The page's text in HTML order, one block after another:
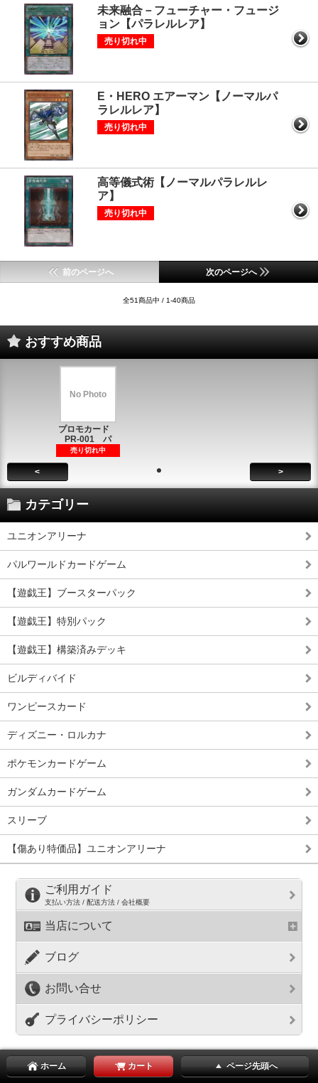
未来融合－フューチャー・フュージ
ョン【パラレルレア】
売り切れ中
E・HERO エアーマン【ノーマルパ
ラレルレア】
売り切れ中
高等儀式術【ノーマルパラレルレ
ア】
売り切れ中
前のページへ 次のページへ
全51商品中 / 1-40商品
おすすめ商品
No Photo
プロモカード
PR-001 パ
売り切れ中
< >
カテゴリー
ユニオンアリーナ
パルワールドカードゲーム
【遊戯王】ブースターパック
【遊戯王】特別パック
【遊戯王】構築済みデッキ
ビルディバイド
ワンピースカード
ディズニー・ロルカナ
ポケモンカードゲーム
ガンダムカードゲーム
スリーブ
【傷あり特価品】ユニオンアリーナ
ご利用ガイド
支払い方法 / 配送方法 / 会社概要
当店について
ブログ
お問い合せ
プライバシーポリシー
ホーム カート ページ先頭へ